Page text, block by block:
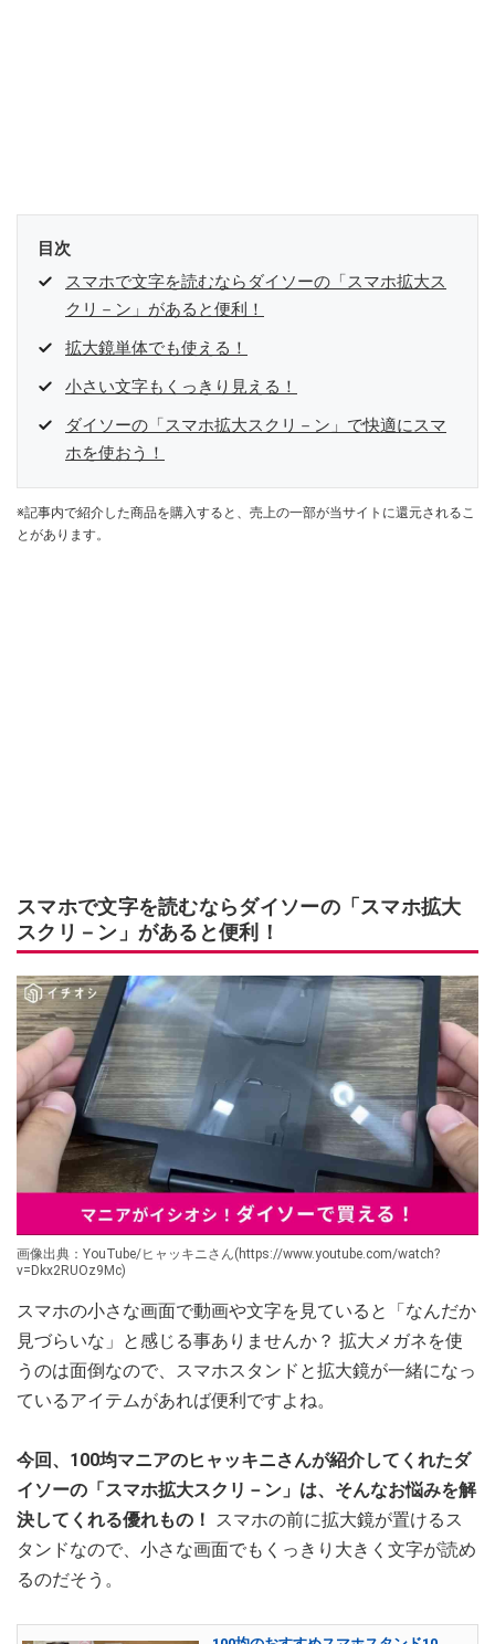
目次
スマホで文字を読むならダイソーの「スマホ拡大ス
クリ－ン」があると便利！
拡大鏡単体でも使える！
小さい文字もくっきり見える！
ダイソーの「スマホ拡大スクリ－ン」で快適にスマ
ホを使おう！
※記事内で紹介した商品を購入すると、売上の一部が当サイトに還元されるこ
とがあります。
スマホで文字を読むならダイソーの「スマホ拡大
スクリ－ン」があると便利！
画像出典：YouTube/ヒャッキニさん(https://www.youtube.com/watch?
v=Dkx2RUOz9Mc)
スマホの小さな画面で動画や文字を見ていると「なんだか
見づらいな」と感じる事ありませんか？ 拡大メガネを使
うのは面倒なので、スマホスタンドと拡大鏡が一緒になっ
ているアイテムがあれば便利ですよね。
今回、100均マニアのヒャッキニさんが紹介してくれたダ
イソーの「スマホ拡大スクリ－ン」は、そんなお悩みを解
決してくれる優れもの！ スマホの前に拡大鏡が置けるス
タンドなので、小さな画面でもくっきり大きく文字が読め
るのだそう。